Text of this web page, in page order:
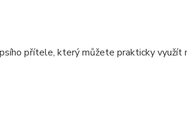
přítele, který můžete prakticky využít